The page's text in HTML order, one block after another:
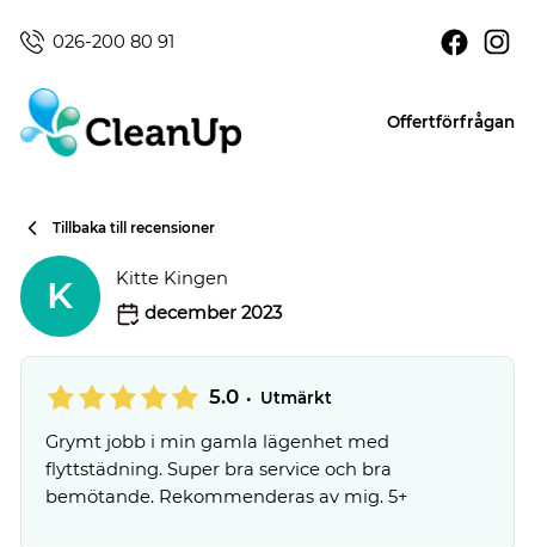
026-200 80 91
Offertförfrågan
Tillbaka till recensioner
K
Kitte Kingen
december 2023
5.0 • Utmärkt
Grymt jobb i min gamla lägenhet med
flyttstädning. Super bra service och bra
bemötande. Rekommenderas av mig. 5+